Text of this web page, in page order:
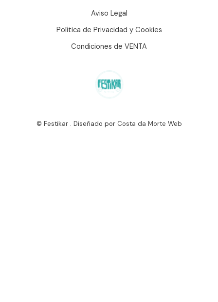
Aviso Legal
Política de Privacidad y Cookies
Condiciones de VENTA
© Festikar . Diseñado por Costa da Morte Web